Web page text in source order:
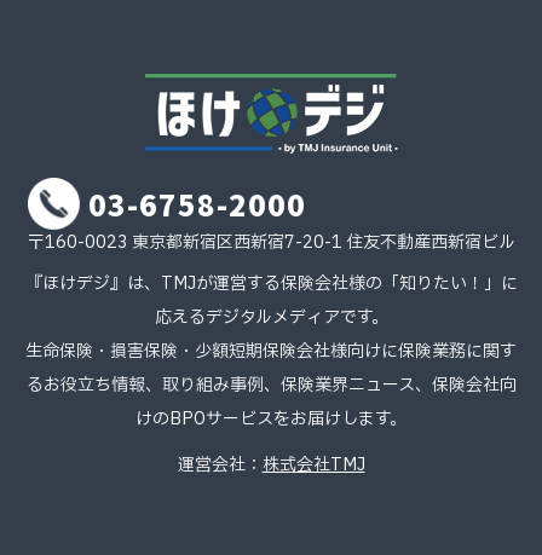
03-6758-2000
〒160-0023 東京都新宿区西新宿7-20-1 住友不動産西新宿ビル
『ほけデジ』は、TMJが運営する保険会社様の「知りたい！」に
応えるデジタルメディアです。
生命保険・損害保険・少額短期保険会社様向けに保険業務に関す
るお役立ち情報、取り組み事例、保険業界ニュース、保険会社向
けのBPOサービスをお届けします。
運営会社： 株式会社TMJ